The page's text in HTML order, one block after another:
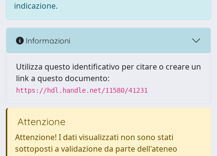
indicazione.
Informazioni
Utilizza questo identificativo per citare o creare un
link a questo documento:
https://hdl.handle.net/11580/41231
Attenzione
Attenzione! I dati visualizzati non sono stati
sottoposti a validazione da parte dell'ateneo